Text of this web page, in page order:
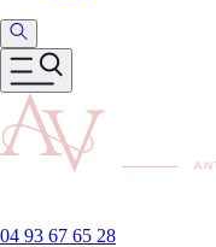
04 93 67 65 28